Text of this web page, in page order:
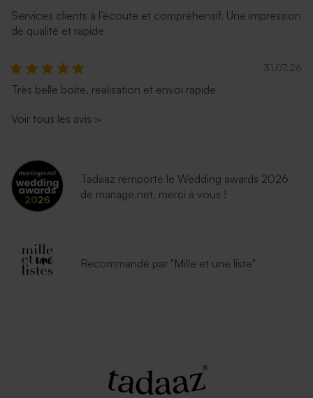
Services clients à l’écoute et compréhensif. Une impression
de qualité et rapide
31.07.26
Très belle boite, réalisation et envoi rapide
Voir tous les avis >
Tadaaz remporte le Wedding awards 2026
de mariage.net, merci à vous !
Recommandé par "Mille et une liste"